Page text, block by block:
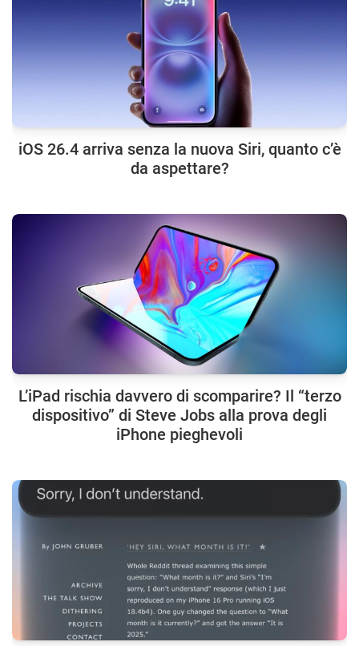
iOS 26.4 arriva senza la nuova Siri, quanto c’è
da aspettare?
L’iPad rischia davvero di scomparire? Il “terzo
dispositivo” di Steve Jobs alla prova degli
iPhone pieghevoli